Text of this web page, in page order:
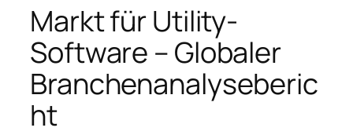
Markt für Utility-
Software – Globaler
Branchenanalyseberic
ht